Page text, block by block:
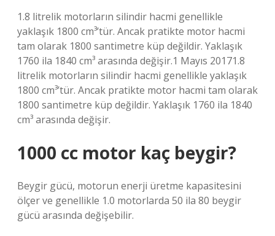
1.8 litrelik motorların silindir hacmi genellikle
yaklaşık 1800 cm³’tür. Ancak pratikte motor hacmi
tam olarak 1800 santimetre küp değildir. Yaklaşık
1760 ila 1840 cm³ arasında değişir.1 Mayıs 20171.8
litrelik motorların silindir hacmi genellikle yaklaşık
1800 cm³’tür. Ancak pratikte motor hacmi tam olarak
1800 santimetre küp değildir. Yaklaşık 1760 ila 1840
cm³ arasında değişir.
1000 cc motor kaç beygir?
Beygir gücü, motorun enerji üretme kapasitesini
ölçer ve genellikle 1.0 motorlarda 50 ila 80 beygir
gücü arasında değişebilir.